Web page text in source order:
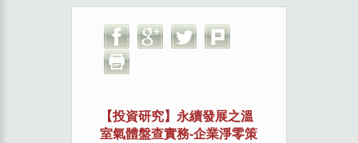
【投資研究】 永續發展之溫
室氣體盤查實務-企業淨零策